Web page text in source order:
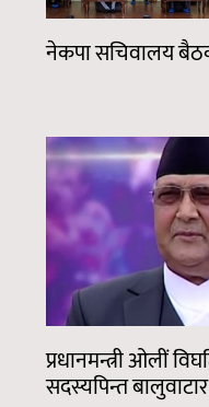
नेकपा सचिवालय
प्रधानमन्त्री ओलीं
सदस्यपिन्त